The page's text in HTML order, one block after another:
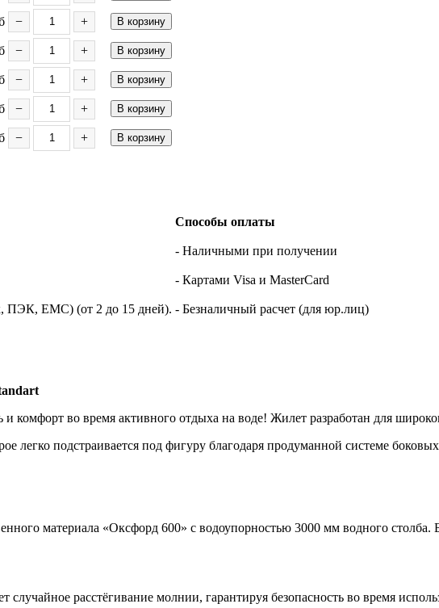
− + В корзину
− + В корзину
− + В корзину
− + В корзину
− + В корзину
ПЭК, ЕМС) (от 2 до 15 дней).
Способы оплаты
- Наличными при получении
- Картами Visa и MasterCard
- Безналичный расчет (для юр.лиц)
комфорт во время активного отдыха на воде! Жилет разработан для
легко подстраивается под фигуру благодаря продуманной системе
материала «Оксфорд 600» с водоупорностью 3000 мм водного столба.
случайное расстёгивание молнии, гарантируя безопасность во время